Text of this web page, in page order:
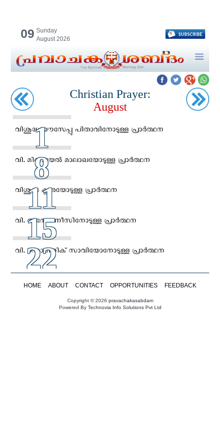
09 Sunday
August 2026
Christian Prayer:
August
1
വിശുദ്ധ യൗസേപ്പു പിതാവിനോടുള്ള പ്രാര്‍ത്ഥന
8
വി. മിഖായേൽ മാലാഖയോടുള്ള പ്രാര്‍ത്ഥന
11
വിശുദ്ധ ക്ലാരയോടുള്ള പ്രാര്‍ത്ഥന
15
വി. അന്തോണീസിനോടുള്ള പ്രാര്‍ത്ഥന
22
വി. ഡൊമിനിക് സാവിയോനോടുള്ള പ്രാര്‍ത്ഥന
HOME ABOUT CONTACT OPPORTUNITIES FEEDBACK
Copyright © 2026 pravachakasabdam
Powered ByTechnovia Info Solutions Pvt Ltd